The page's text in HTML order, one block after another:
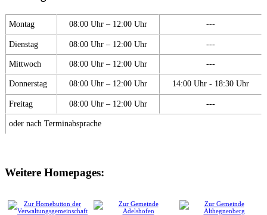
Montag 08:00 Uhr – 12:00 Uhr ---
Dienstag 08:00 Uhr – 12:00 Uhr ---
Mittwoch 08:00 Uhr – 12:00 Uhr ---
Donnerstag 08:00 Uhr – 12:00 Uhr 14:00 Uhr - 18:30 Uhr
Freitag 08:00 Uhr – 12:00 Uhr ---
oder nach Terminabsprache
Weitere Homepages: